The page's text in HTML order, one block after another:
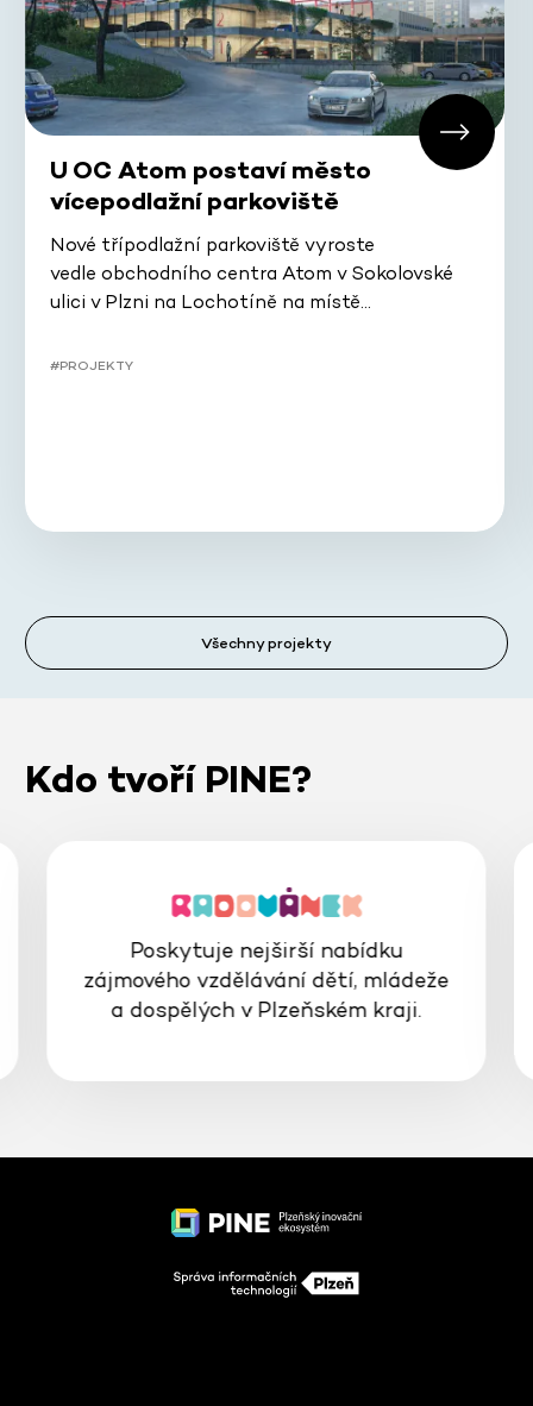
U OC Atom postaví město
vícepodlažní parkoviště
Nové třípodlažní parkoviště vyroste
vedle obchodního centra Atom v Sokolovské
ulici v Plzni na Lochotíně na místě…
#PROJEKTY
Všechny projekty
Kdo tvoří PINE?
Poskytuje nejširší nabídku
zájmového vzdělávání dětí, mládeže
a dospělých v Plzeňském kraji.